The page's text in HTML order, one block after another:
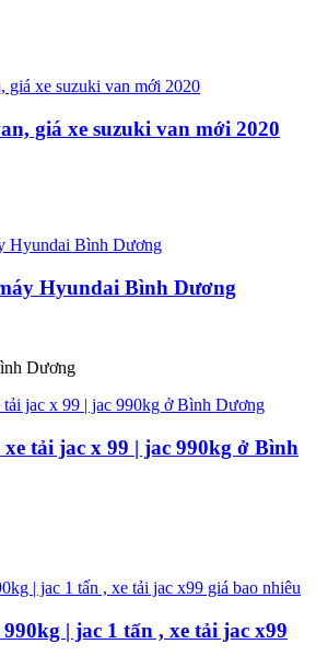
giá xe suzuki van mới 2020
Hyundai Bình Dương
Dương
tải jac x 99 | jac 990kg ở Bình
| jac 1 tấn , xe tải jac x99